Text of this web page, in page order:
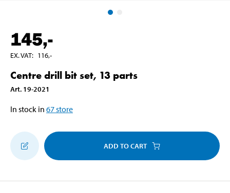
145,-
EX. VAT: 116,-
Centre drill bit set, 13 parts
Art. 19-2021
In stock in 67store
ADD TO CART